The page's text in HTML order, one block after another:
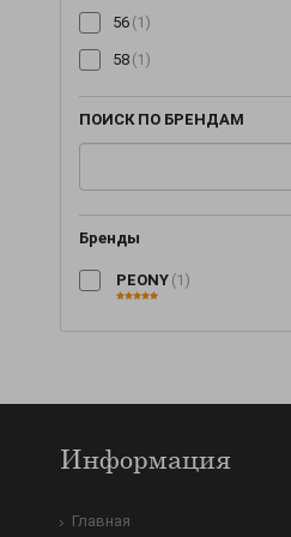
Сумки
Шали и шарфы
Шапки(+907)
56 (1)
58 (1)
ПОИСК ПО БРЕНДАМ
Бренды
PEONY (1)
Информация
Главная